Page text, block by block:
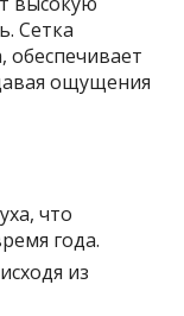
Сетка
обеспечивает
ощущения
что
года.
из